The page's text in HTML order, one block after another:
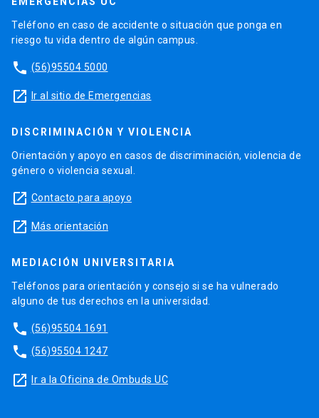
Teléfono en caso de accidente o situación que ponga en
riesgo tu vida dentro de algún campus.
phone (56)95504 5000
launch Ir al sitio de Emergencias
DISCRIMINACIÓN Y VIOLENCIA
Orientación y apoyo en casos de discriminación, violencia de
género o violencia sexual.
launch Contacto para apoyo
launch Más orientación
MEDIACIÓN UNIVERSITARIA
Teléfonos para orientación y consejo si se ha vulnerado
alguno de tus derechos en la universidad.
phone (56)95504 1691
phone (56)95504 1247
launch Ir a la Oficina de Ombuds UC